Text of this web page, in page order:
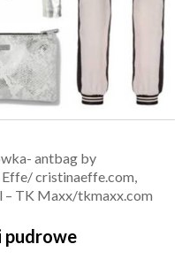
antbag by
Effe/ cristinaeffe.com,
– TK Maxx/tkmaxx.com
pudrowe